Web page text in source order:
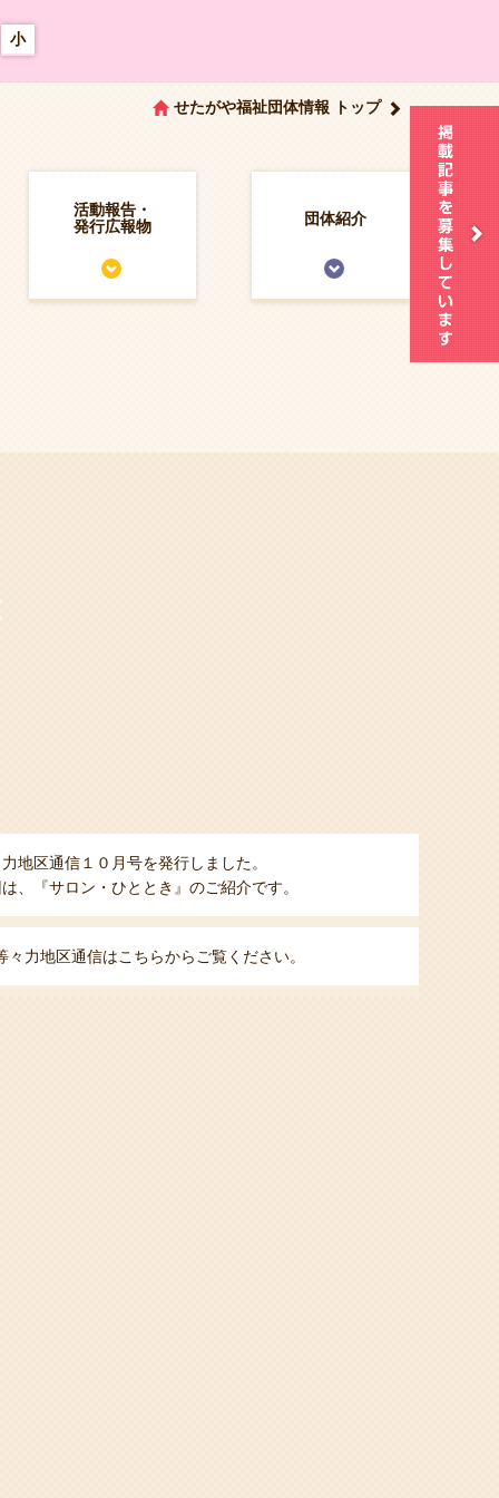
小
活動報告・
発行広報物
団体紹介
せたがや福祉団体情報 トップ
地区通信１０月号を発行しました。
、『サロン・ひととき』のご紹介です。
々力地区通信はこちらからご覧ください。